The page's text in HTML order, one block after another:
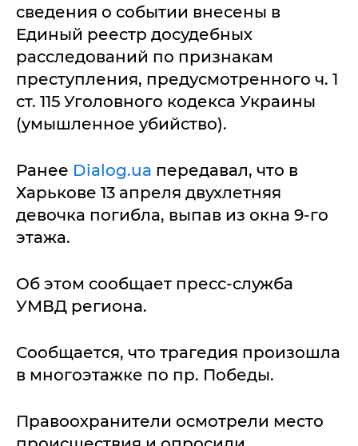
сведения о событии внесены в
Единый реестр досудебных
расследований по признакам
преступления, предусмотренного ч. 1
ст. 115 Уголовного кодекса Украины
(умышленное убийство).
Ранее Dialog.ua передавал, что в
Харькове 13 апреля двухлетняя
девочка погибла, выпав из окна 9-го
этажа.
Об этом сообщает пресс-служба
УМВД региона.
Сообщается, что трагедия произошла
в многоэтажке по пр. Победы.
Правоохранители осмотрели место